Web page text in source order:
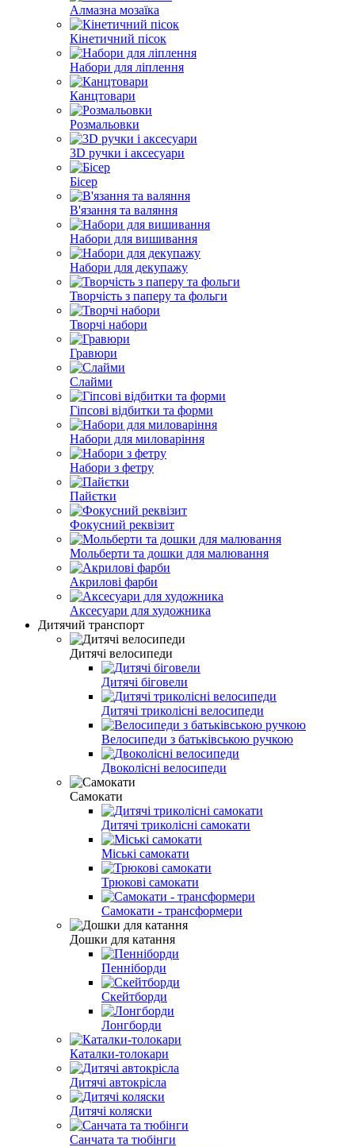
Алмазна мозаїка
Кінетичний пісок
Набори для ліплення
Канцтовари
Розмальовки
3D ручки і аксесуари
Бісер
В'язання та валяння
Набори для вишивання
Набори для декупажу
Творчість з паперу та фольги
Творчі набори
Гравюри
Слайми
Гіпсові відбитки та форми
Набори для миловаріння
Набори з фетру
Пайєтки
Фокусний реквізит
Мольберти та дошки для малювання
Акрилові фарби
Аксесуари для художника
Дитячий транспорт
Дитячі велосипеди
Дитячі біговели
Дитячі триколісні велосипеди
Велосипеди з батьківською ручкою
Двоколісні велосипеди
Самокати
Дитячі триколісні самокати
Міські самокати
Трюкові самокати
Самокати - трансформери
Дошки для катання
Пенніборди
Скейтборди
Лонгборди
Каталки-толокари
Дитячі автокрісла
Дитячі коляски
Санчата та тюбінги